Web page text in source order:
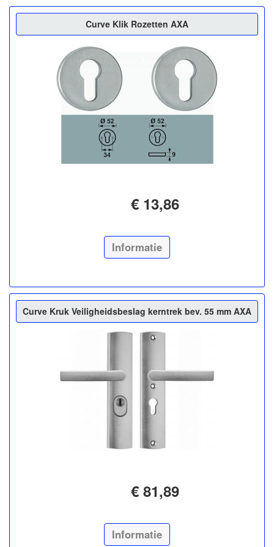
Curve Klik Rozetten AXA
€ 13,86
Informatie
Curve Kruk Veiligheidsbeslag kerntrek bev. 55 mm AXA
€ 81,89
Informatie